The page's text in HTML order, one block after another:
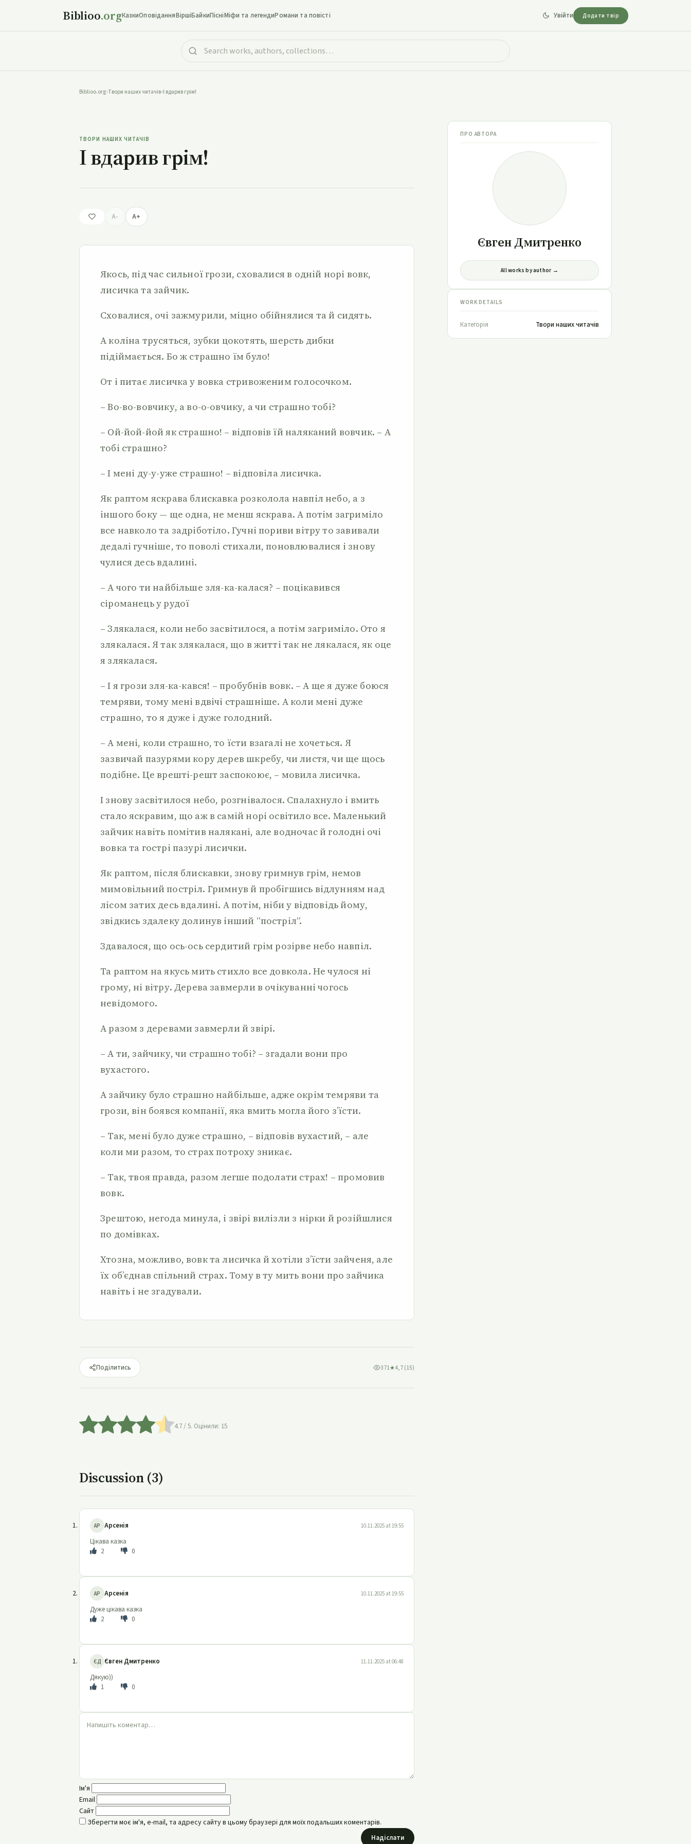
Biblioo.orgКазкиОповіданняВіршіБайкиПісніМіфи та легендиРомани та повісті Увійти Додати твір
Biblioo.org•Твори наших читачів•І вдарив грім!
ТВОРИ НАШИХ ЧИТАЧІВ
І вдарив грім!
A- A+
Якось, під час сильної грози, сховалися в одній норі вовк,
лисичка та зайчик.
Сховалися, очі зажмурили, міцно обійнялися та й сидять.
А коліна трусяться, зубки цокотять, шерсть дибки
підіймається. Бо ж страшно їм було!
От і питає лисичка у вовка стривоженим голосочком.
– Во-во-вовчику, а во-о-овчику, а чи страшно тобі?
– Ой-йой-йой як страшно! – відповів їй наляканий вовчик. – А
тобі страшно?
– І мені ду-у-уже страшно! – відповіла лисичка.
Як раптом яскрава блискавка розколола навпіл небо, а з
іншого боку — ще одна, не менш яскрава. А потім загриміло
все навколо та задріботіло. Гучні пориви вітру то завивали
дедалі гучніше, то поволі стихали, поновлювалися і знову
чулися десь вдалині.
– А чого ти найбільше зля-ка-калася? – поцікавився
сіроманець у рудої
– Злякалася, коли небо засвітилося, а потім загриміло. Ото я
злякалася. Я так злякалася, що в житті так не лякалася, як оце
я злякалася.
– І я грози зля-ка-кався! – пробубнів вовк. – А ще я дуже боюся
темряви, тому мені вдвічі страшніше. А коли мені дуже
страшно, то я дуже і дуже голодний.
– А мені, коли страшно, то їсти взагалі не хочеться. Я
зазвичай пазурями кору дерев шкребу, чи листя, чи ще щось
подібне. Це врешті-решт заспокоює, – мовила лисичка.
І знову засвітилося небо, розгнівалося. Спалахнуло і вмить
стало яскравим, що аж в самій норі освітило все. Маленький
зайчик навіть помітив налякані, але водночас й голодні очі
вовка та гострі пазурі лисички.
Як раптом, після блискавки, знову гримнув грім, немов
мимовільний постріл. Гримнув й пробігшись відлунням над
лісом затих десь вдалині. А потім, ніби у відповідь йому,
звідкись здалеку долинув інший “постріл”.
Здавалося, що ось-ось сердитий грім розірве небо навпіл.
Та раптом на якусь мить стихло все довкола. Не чулося ні
грому, ні вітру. Дерева завмерли в очікуванні чогось
невідомого.
А разом з деревами завмерли й звірі.
– А ти, зайчику, чи страшно тобі? – згадали вони про
вухастого.
А зайчику було страшно найбільше, адже окрім темряви та
грози, він боявся компанії, яка вмить могла його з’їсти.
– Так, мені було дуже страшно, – відповів вухастий, – але
коли ми разом, то страх потроху зникає.
– Так, твоя правда, разом легше подолати страх! – промовив
вовк.
Зрештою, негода минула, і звірі вилізли з нірки й розійшлися
по домівках.
Хтозна, можливо, вовк та лисичка й хотіли з’їсти зайченя, але
їх об’єднав спільний страх. Тому в ту мить вони про зайчика
навіть і не згадували.
Поділитись 371★4,7 (15)
4.7/ 5. Оцінили: 15
Discussion (3)
АР Арсенія 10.11.2025 at 19:55
Цікава казка
2
0
АР Арсенія 10.11.2025 at 19:55
Дуже цікава казка
2
0
ЄД Євген Дмитренко 11.11.2025 at 06:48
Дякую))
1
0
Ім'я
Email
Сайт
Зберегти моє ім'я, e-mail, та адресу сайту в цьому браузері для моїх подальших коментарів.
Надіслати
ПРО АВТОРА
Євген Дмитренко
All works by author →
WORK DETAILS
Категорія Твори наших читачів